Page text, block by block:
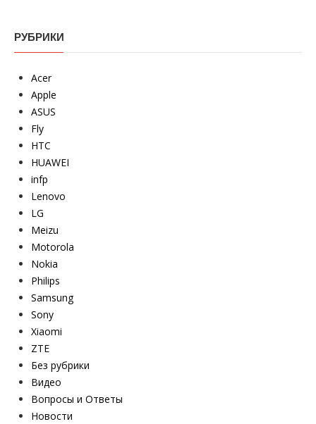
РУБРИКИ
Acer
Apple
ASUS
Fly
HTC
HUAWEI
infp
Lenovo
LG
Meizu
Motorola
Nokia
Philips
Samsung
Sony
Xiaomi
ZTE
Без рубрики
Видео
Вопросы и Ответы
Новости